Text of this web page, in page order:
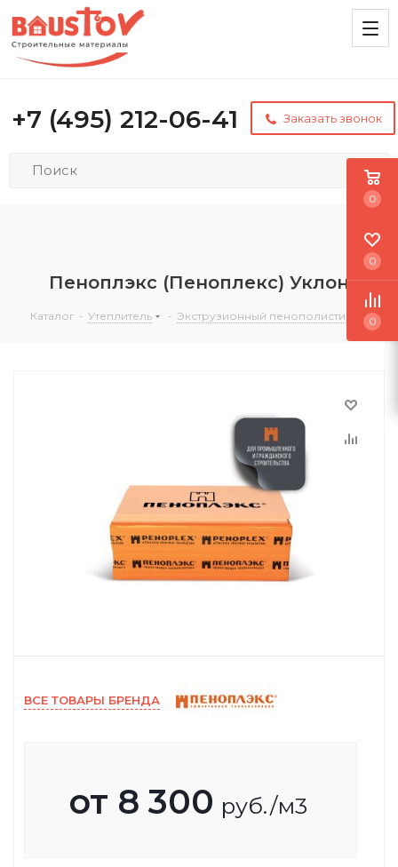
+7 (495) 212-06-41 Заказать звонок
Пеноплэкс (Пеноплекс) Уклон
Каталог - Утеплитель - Экструзионный пенополистирол
ВСЕ ТОВАРЫ БРЕНДА
от 8 300 руб./м3
0
0
0